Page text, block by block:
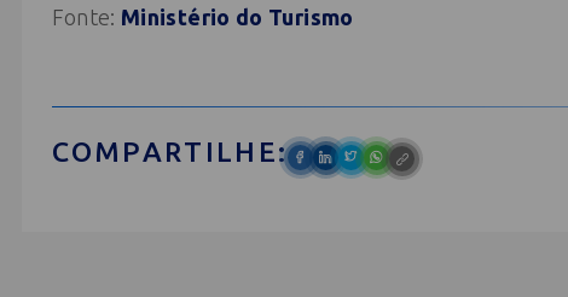
Fonte: Ministério do Turismo
COMPARTILHE: